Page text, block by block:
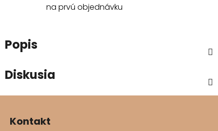
na prvú objednávku
Popis
Diskusia
Kontakt